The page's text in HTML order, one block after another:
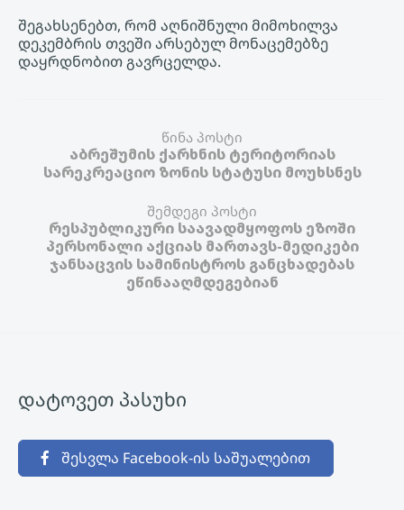
შეგახსენებთ, რომ აღნიშნული მიმოხილვა
დეკემბრის თვეში არსებულ მონაცემებზე
დაყრდნობით გავრცელდა.
წინა პოსტი
აბრეშუმის ქარხნის ტერიტორიას
სარეკრეაციო ზონის სტატუსი მოუხსნეს
შემდეგი პოსტი
რესპუბლიკური საავადმყოფოს ეზოში
პერსონალი აქციას მართავს-მედიკები
ჯანსაცვის სამინისტროს განცხადებას
ეწინააღმდეგებიან
დატოვეთ პასუხი
შესვლა Facebook-ის საშუალებით